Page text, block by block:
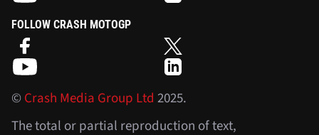
FOLLOW CRASH MOTOGP
©Crash Media Group Ltd 2025.
The total or partial reproduction of text,